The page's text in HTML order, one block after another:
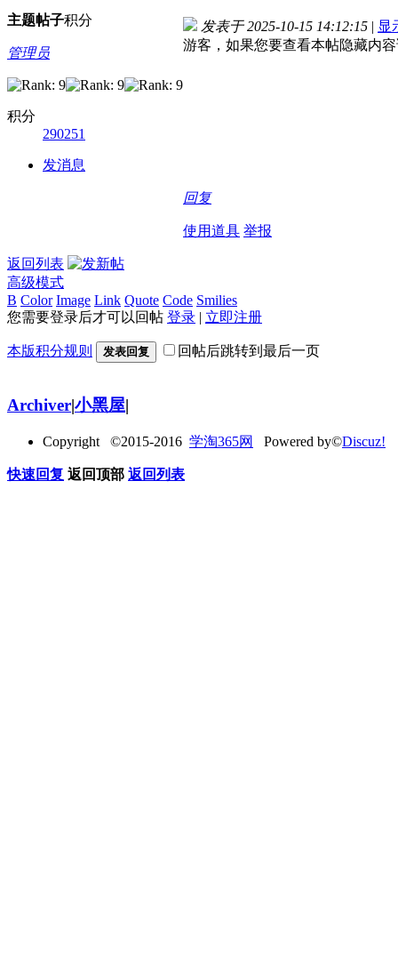
主题帖子积分
管理员
积分
290251
发消息
发表于 2025-10-15 14:12:15 | 显
游客，如果您要查看本帖隐藏内
回复
使用道具 举报
返回列表
高级模式
B Color Image Link Quote Code Smilies
您需要登录后才可以回帖 登录 | 立即注册
本版积分规则 发表回复 回帖后跳转到最后一页
Archiver|小黑屋|
Copyright ©2015-2016 学淘365网 Powered by©Discuz!
快速回复 返回顶部 返回列表